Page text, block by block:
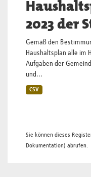
2023 der
Gemäß den
Haushaltsplan alle im
Aufgaben der
und...
CSV
Sie können dieses
Dokumentation) abrufen.